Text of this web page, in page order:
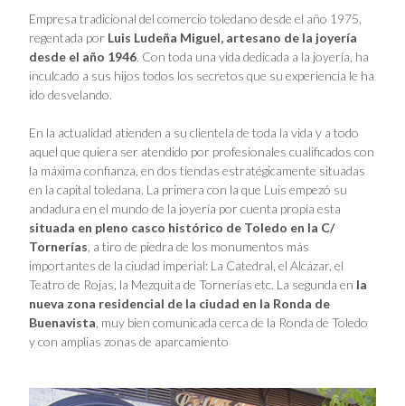
Empresa tradicional del comercio toledano desde el año 1975,
regentada por Luis Ludeña Miguel, artesano de la joyería
desde el año 1946. Con toda una vida dedicada a la joyería, ha
inculcado a sus hijos todos los secretos que su experiencia le ha
ido desvelando.
En la actualidad atienden a su clientela de toda la vida y a todo
aquel que quiera ser atendido por profesionales cualificados con
la máxima confianza, en dos tiendas estratégicamente situadas
en la capital toledana. La primera con la que Luis empezó su
andadura en el mundo de la joyería por cuenta propia esta
situada en pleno casco histórico de Toledo en la C/
Tornerías , a tiro de piedra de los monumentos más
importantes de la ciudad imperial: La Catedral, el Alcázar, el
Teatro de Rojas, la Mezquita de Tornerías etc. La segunda en la
nueva zona residencial de la ciudad en la Ronda de
Buenavista , muy bien comunicada cerca de la Ronda de Toledo
y con amplias zonas de aparcamiento